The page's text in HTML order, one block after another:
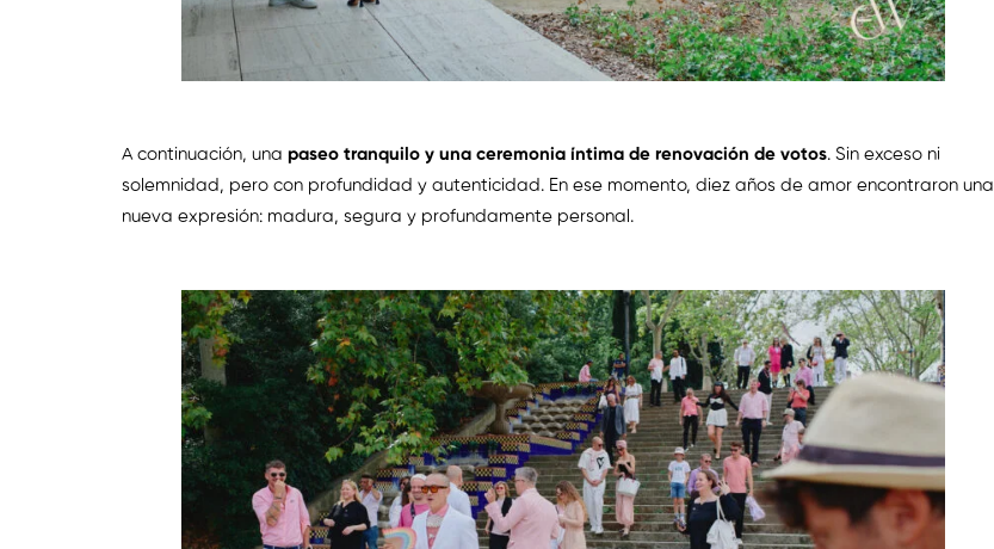
A continuación, una paseo tranquilo y una ceremonia íntima de renovación de votos. Sin exceso ni
solemnidad, pero con profundidad y autenticidad. En ese momento, diez años de amor encontraron una
nueva expresión: madura, segura y profundamente personal.